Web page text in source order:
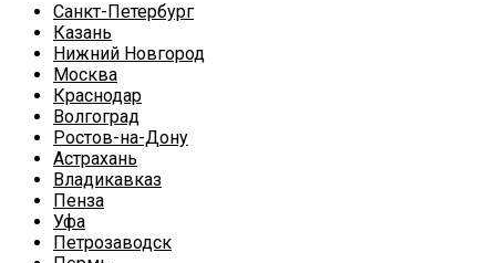
Санкт-Петербург
Казань
Нижний Новгород
Москва
Краснодар
Волгоград
Ростов-на-Дону
Астрахань
Владикавказ
Пенза
Уфа
Петрозаводск